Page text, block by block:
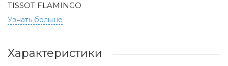
TISSOT FLAMINGO
Узнать больше
Характеристики